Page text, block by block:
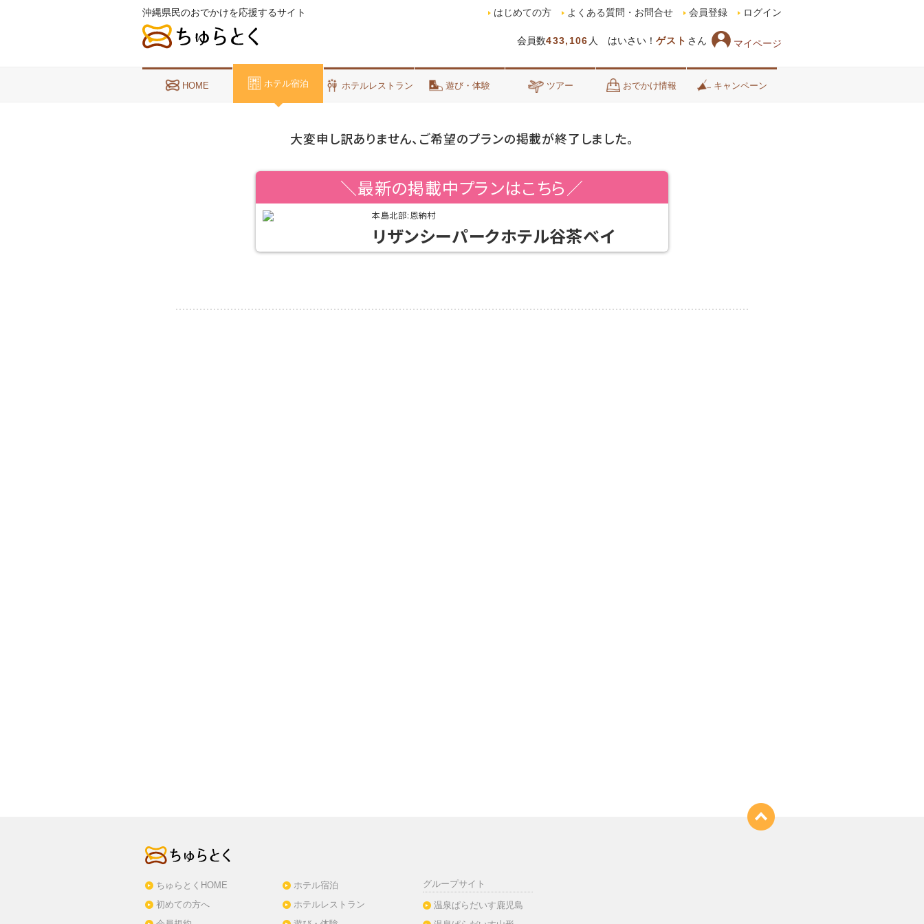
沖縄県民のおでかけを応援するサイト
会員数433,106 人 はいさい！ ゲスト さん マイページ
はじめての方 よくある質問・お問合せ 会員登録 ログイン
HOME ホテル宿泊 ホテルレストラン 遊び・体験 ツアー おでかけ情報 キャンペーン
大変申し訳ありません、ご希望のプランの掲載が終了しました。
＼最新の掲載中プランはこちら／
本島北部:恩納村
リザンシーパークホテル谷茶ベイ
ちゅらとくHOME
初めての方へ
ホテル宿泊
ホテルレストラン
グループサイト
温泉ぱらだいす鹿児島